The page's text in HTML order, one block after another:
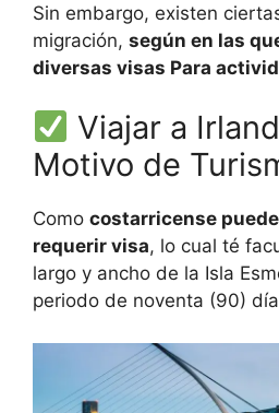
Sin embargo, existen
migración, según en las
diversas visas Para
Viajar a
Motivo de
Como costarricense
requerir visa, lo cual té
largo y ancho de la Isla
periodo de noventa (90)